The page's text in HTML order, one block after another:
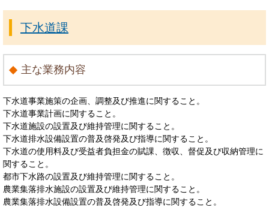
下水道課
主な業務内容
下水道事業施策の企画、調整及び推進に関すること。
下水道事業計画に関すること。
下水道施設の設置及び維持管理に関すること。
下水道排水設備設置の普及啓発及び指導に関すること。
下水道の使用料及び受益者負担金の賦課、徴収、督促及び収納管理に
関すること。
都市下水路の設置及び維持管理に関すること。
農業集落排水施設の設置及び維持管理に関すること。
農業集落排水設備設置の普及啓発及び指導に関すること。